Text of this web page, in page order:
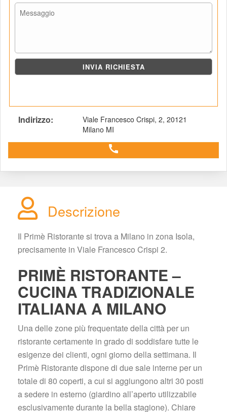
Indirizzo:
Viale Francesco Crispi, 2, 20121
Milano MI
call
Descrizione
Il Primè Ristorante si trova a Milano in zona Isola,
precisamente in Viale Francesco Crispi 2.
PRIMÈ RISTORANTE –
CUCINA TRADIZIONALE
ITALIANA A MILANO
Una delle zone più frequentate della città per un
ristorante certamente in grado di soddisfare tutte le
esigenze dei clienti, ogni giorno della settimana. Il
Primè Ristorante dispone di due sale interne per un
totale di 80 coperti, a cui si aggiungono altri 30 posti
a sedere in esterno (giardino all’aperto utilizzabile
esclusivamente durante la bella stagione). Chiare